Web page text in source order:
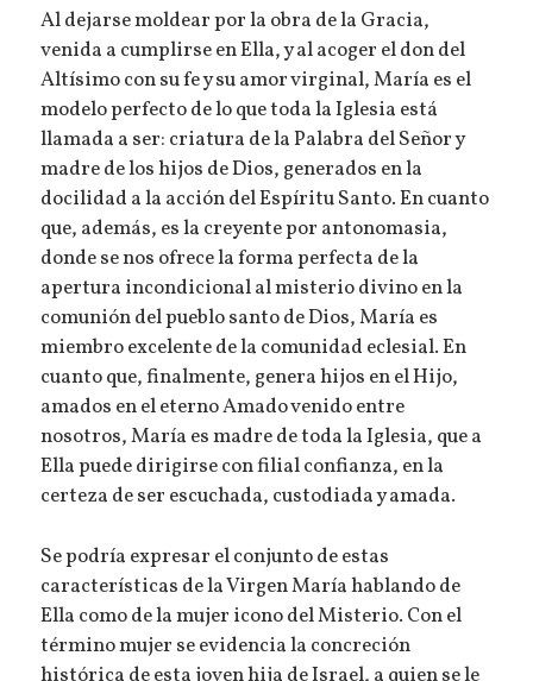
Al dejarse moldear por la obra de la Gracia,
venida a cumplirse en Ella, y al acoger el don del
Altísimo con su fe y su amor virginal, María es el
modelo perfecto de lo que toda la Iglesia está
llamada a ser: criatura de la Palabra del Señor y
madre de los hijos de Dios, generados en la
docilidad a la acción del Espíritu Santo. En cuanto
que, además, es la creyente por antonomasia,
donde se nos ofrece la forma perfecta de la
apertura incondicional al misterio divino en la
comunión del pueblo santo de Dios, María es
miembro excelente de la comunidad eclesial. En
cuanto que, finalmente, genera hijos en el Hijo,
amados en el eterno Amado venido entre
nosotros, María es madre de toda la Iglesia, que a
Ella puede dirigirse con filial confianza, en la
certeza de ser escuchada, custodiada y amada.
Se podría expresar el conjunto de estas
características de la Virgen María hablando de
Ella como de la mujer icono del Misterio. Con el
término mujer se evidencia la concreción